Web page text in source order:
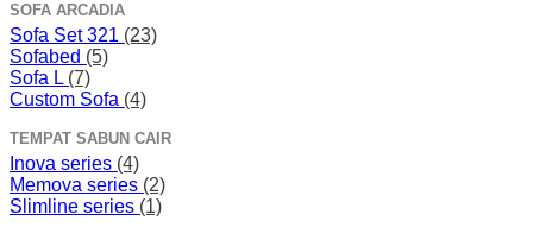
SOFA ARCADIA
Sofa Set 321 (23)
Sofabed (5)
Sofa L (7)
Custom Sofa (4)
TEMPAT SABUN CAIR
Inova series (4)
Memova series (2)
Slimline series (1)